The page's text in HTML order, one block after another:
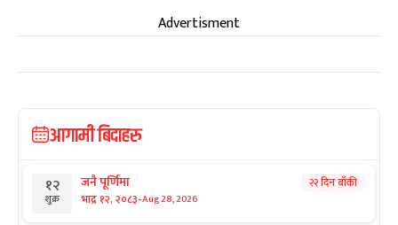
Advertisment
आगामी बिदाहरु
१२
शुक्र
जनै पूर्णिमा
भाद्र १२, २०८३-Aug 28, 2026
२२ दिन बाँकी